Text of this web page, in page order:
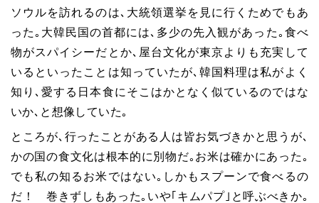
ソウルを訪れるのは､大統領選挙を見に行くためでもあ
った｡大韓民国の首都には､多少の先入観があった｡食べ
物がスパイシーだとか､屋台文化が東京よりも充実して
いるといったことは知っていたが､韓国料理は私がよく
知り､愛する日本食にそこはかとなく似ているのではな
いか､と想像していた｡
ところが､行ったことがある人は皆お気づきかと思うが､
かの国の食文化は根本的に別物だ｡お米は確かにあった｡
でも私の知るお米ではない｡しかもスプーンで食べるの
だ！ 巻きずしもあった｡いや｢キムパプ｣と呼ぶべきか｡